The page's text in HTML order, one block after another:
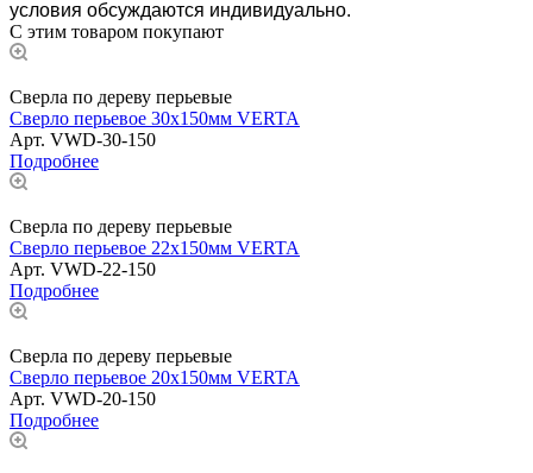
условия обсуждаются индивидуально.
С этим товаром покупают
Сверла по дереву перьевые
Сверло перьевое 30х150мм VERTA
Арт. VWD-30-150
Подробнее
Сверла по дереву перьевые
Сверло перьевое 22х150мм VERTA
Арт. VWD-22-150
Подробнее
Сверла по дереву перьевые
Сверло перьевое 20х150мм VERTA
Арт. VWD-20-150
Подробнее